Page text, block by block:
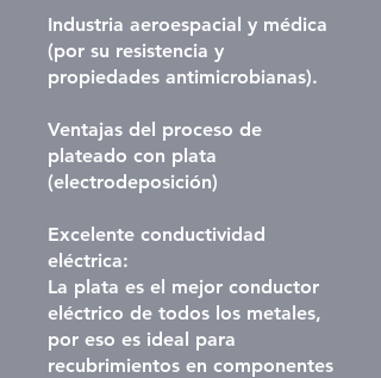
Industria aeroespacial y médica
(por su resistencia y
propiedades antimicrobianas).
Ventajas del proceso de
plateado con plata
(electrodeposición)
Excelente conductividad
eléctrica:
La plata es el mejor conductor
eléctrico de todos los metales,
por eso es ideal para
recubrimientos en componentes